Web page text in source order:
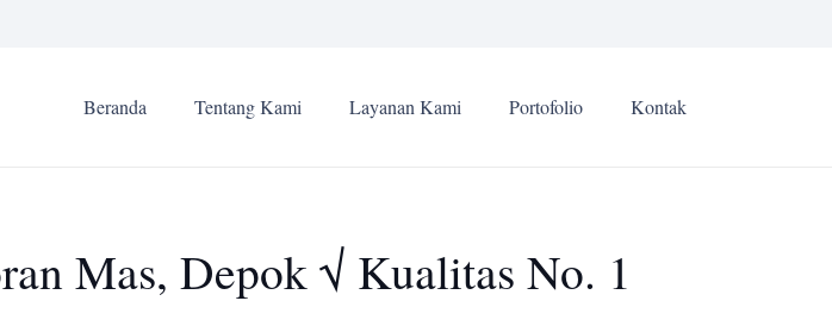
Beranda Tentang Kami Layanan Kami Portofolio Kontak
Mas, Depok √ Kualitas No. 1